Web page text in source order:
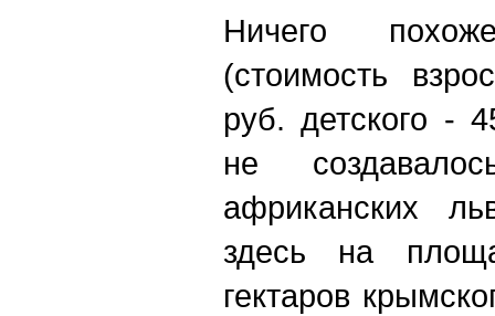
Ничего
(стоимость
руб. детского -
не
африканских
здесь на
гектаров